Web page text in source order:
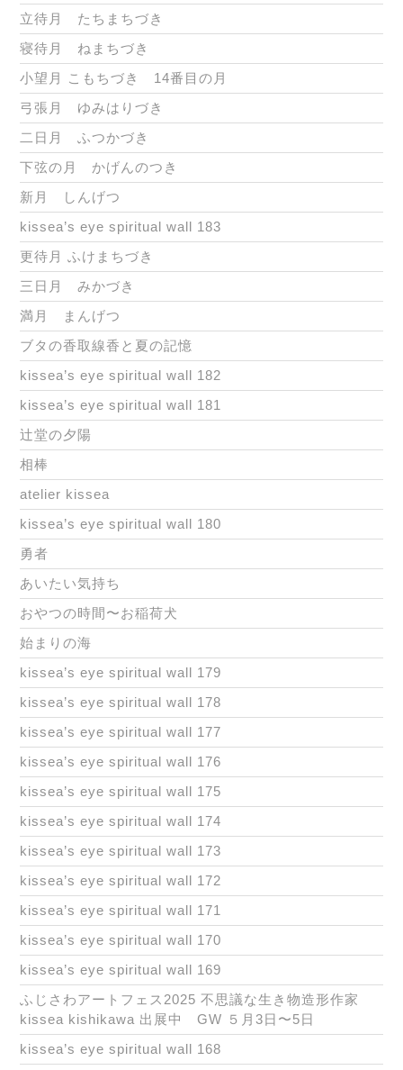
立待月 たちまちづき
寝待月 ねまちづき
小望月 こもちづき 14番目の月
弓張月 ゆみはりづき
二日月 ふつかづき
下弦の月 かげんのつき
新月 しんげつ
kissea’s eye spiritual wall 183
更待月 ふけまちづき
三日月 みかづき
満月 まんげつ
ブタの香取線香と夏の記憶
kissea’s eye spiritual wall 182
kissea’s eye spiritual wall 181
辻堂の夕陽
相棒
atelier kissea
kissea’s eye spiritual wall 180
勇者
あいたい気持ち
おやつの時間〜お稲荷犬
始まりの海
kissea’s eye spiritual wall 179
kissea’s eye spiritual wall 178
kissea’s eye spiritual wall 177
kissea’s eye spiritual wall 176
kissea’s eye spiritual wall 175
kissea’s eye spiritual wall 174
kissea’s eye spiritual wall 173
kissea’s eye spiritual wall 172
kissea’s eye spiritual wall 171
kissea’s eye spiritual wall 170
kissea’s eye spiritual wall 169
ふじさわアートフェス2025 不思議な生き物造形作家
kissea kishikawa 出展中 GW ５月3日〜5日
kissea’s eye spiritual wall 168